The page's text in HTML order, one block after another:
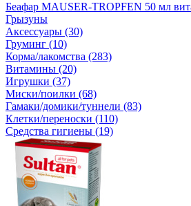
Беафар MAUSER-TROPFEN 50 мл
Грызуны
Аксессуары (30)
Груминг (10)
Корма/лакомства (283)
Витамины (20)
Игрушки (37)
Миски/поилки (68)
Гамаки/домики/туннели (83)
Клетки/переноски (110)
Средства гигиены (19)